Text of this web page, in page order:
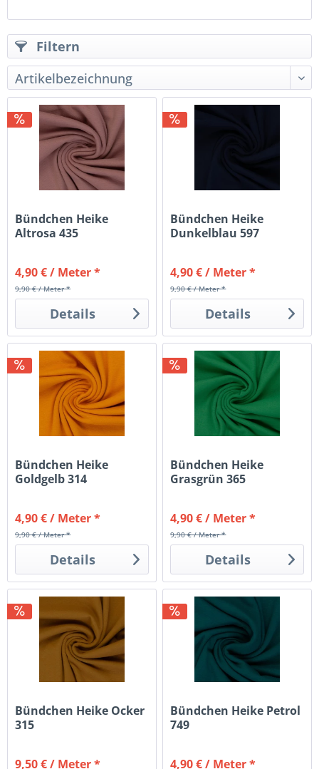
Filtern
Bündchen Heike
Altrosa 435
4,90 € / Meter *
9,90 € / Meter *
Details
Bündchen Heike
Dunkelblau 597
4,90 € / Meter *
9,90 € / Meter *
Details
Bündchen Heike
Goldgelb 314
4,90 € / Meter *
9,90 € / Meter *
Details
Bündchen Heike
Grasgrün 365
4,90 € / Meter *
9,90 € / Meter *
Details
Bündchen Heike Ocker
315
9,50 € / Meter *
Bündchen Heike Petrol
749
4,90 € / Meter *